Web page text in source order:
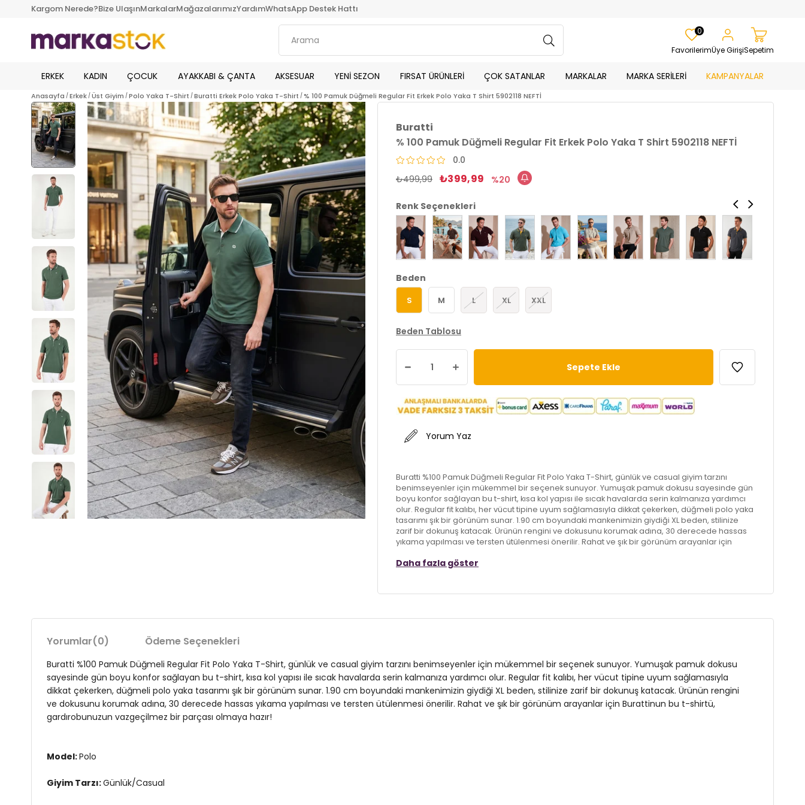
Kargom Nerede?Bize UlaşınMarkalarMağazalarımızYardımWhatsApp Destek Hattı
Favorilerim
0
Üye GirişiSepetim
ERKEK KADIN ÇOCUK AYAKKABI & ÇANTA AKSESUAR YENİ SEZON FIRSAT ÜRÜNLERİ ÇOK SATANLAR MARKALAR MARKA SERİLERİ KAMPANYALAR
Anasayfa Erkek Üst Giyim Polo Yaka T-Shirt Buratti Erkek Polo Yaka T-Shirt % 100 Pamuk Düğmeli Regular Fit Erkek Polo Yaka T Shirt 5902118 NEFTİ
Buratti
% 100 Pamuk Düğmeli Regular Fit Erkek Polo Yaka T Shirt 5902118 NEFTİ
0.0
₺499,99 ₺399,99 20
Renk Seçenekleri
Beden
S M L XL XXL
Beden Tablosu
Yorum Yaz
Buratti %100 Pamuk Düğmeli Regular Fit Polo Yaka T-Shirt, günlük ve casual giyim tarzını
benimseyenler için mükemmel bir seçenek sunuyor. Yumuşak pamuk dokusu sayesinde gün
boyu konfor sağlayan bu t-shirt, kısa kol yapısı ile sıcak havalarda serin kalmanıza yardımcı
olur. Regular fit kalıbı, her vücut tipine uyum sağlamasıyla dikkat çekerken, düğmeli polo yaka
tasarımı şık bir görünüm sunar. 1.90 cm boyundaki mankenimizin giydiği XL beden, stilinize
zarif bir dokunuş katacak. Ürünün rengini ve dokusunu korumak adına, 30 derecede hassas
yıkama yapılması ve tersten ütülenmesi önerilir. Rahat ve şık bir görünüm arayanlar için
Kısa Kol
Kumaş Tipi:Belirtilmemiş
Daha fazla göster
Yorumlar(0) Ödeme Seçenekleri
Buratti %100 Pamuk Düğmeli Regular Fit Polo Yaka T-Shirt, günlük ve casual giyim tarzını benimseyenler için mükemmel bir seçenek sunuyor. Yumuşak pamuk dokusu
sayesinde gün boyu konfor sağlayan bu t-shirt, kısa kol yapısı ile sıcak havalarda serin kalmanıza yardımcı olur. Regular fit kalıbı, her vücut tipine uyum sağlamasıyla
dikkat çekerken, düğmeli polo yaka tasarımı şık bir görünüm sunar. 1.90 cm boyundaki mankenimizin giydiği XL beden, stilinize zarif bir dokunuş katacak. Ürünün rengini
ve dokusunu korumak adına, 30 derecede hassas yıkama yapılması ve tersten ütülenmesi önerilir. Rahat ve şık bir görünüm arayanlar için Burattinun bu t-shirtü,
gardırobunuzun vazgeçilmez bir parçası olmaya hazır!
Model:Polo
Giyim Tarzı:Günlük/Casual